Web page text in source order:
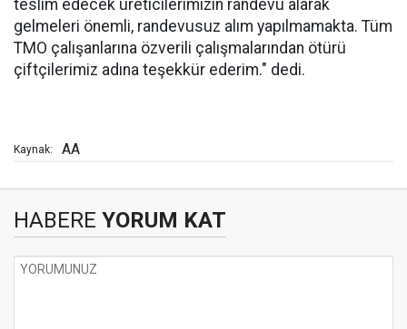
teslim edecek üreticilerimizin randevu alarak
gelmeleri önemli, randevusuz alım yapılmamakta. Tüm
TMO çalışanlarına özverili çalışmalarından ötürü
çiftçilerimiz adına teşekkür ederim." dedi.
Kaynak: AA
HABERE YORUM KAT